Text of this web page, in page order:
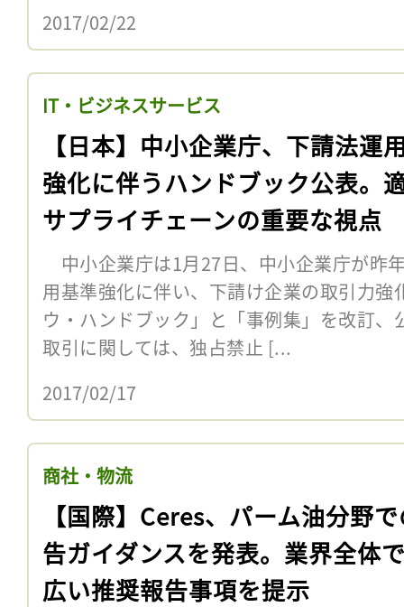
2017/02/22
IT・ビジネスサービス
【日本】中小企業庁、下請法運
強化に伴うハンドブック公表。
サプライチェーンの重要な視点
中小企業庁は1月27日、中小企業庁が昨
用基準強化に伴い、下請け企業の取引力
ウ・ハンドブック」と「事例集」を改訂
取引に関しては、独占禁止 [...
2017/02/17
商社・物流
【国際】Ceres、パーム油分野
告ガイダンスを発表。業界全体
広い推奨報告事項を提示